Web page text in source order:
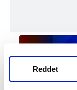
Reddet